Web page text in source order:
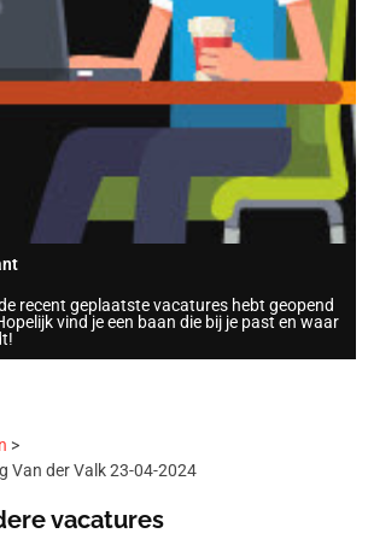
recent geplaatste vacatures hebt geopend
vind je een baan die bij je past en waar
Van der Valk 23-04-2024
vacatures